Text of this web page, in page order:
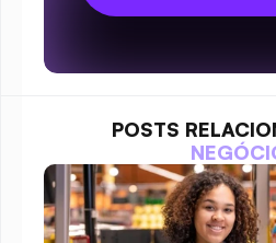
POSTS